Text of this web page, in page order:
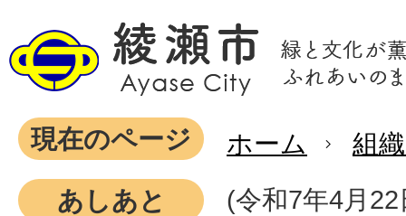
現在のページ ホーム
組
あしあと
(令和7年4月